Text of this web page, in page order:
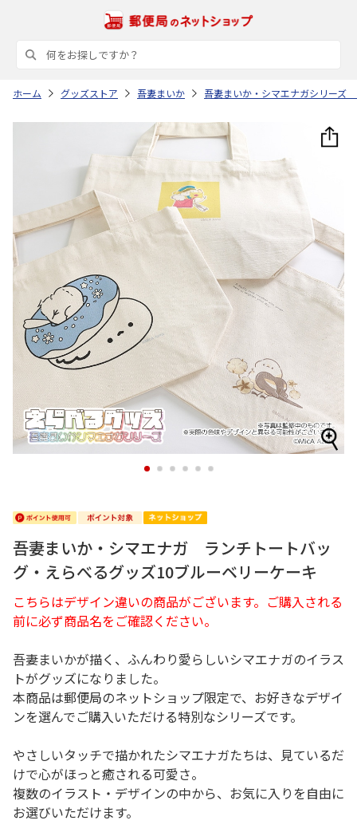
ホーム グッズストア 吾妻まいか 吾妻まいか・シマエナガシリーズ
1 2 3 4 5 6
吾妻まいか・シマエナガ ランチトートバッ
グ・えらべるグッズ10ブルーベリーケーキ
こちらはデザイン違いの商品がございます。ご購入される
前に必ず商品名をご確認ください。
吾妻まいかが描く、ふんわり愛らしいシマエナガのイラス
トがグッズになりました。
本商品は郵便局のネットショップ限定で、お好きなデザイ
ンを選んでご購入いただける特別なシリーズです。
やさしいタッチで描かれたシマエナガたちは、見ているだ
けで心がほっと癒される可愛さ。
複数のイラスト・デザインの中から、お気に入りを自由に
お選びいただけます。